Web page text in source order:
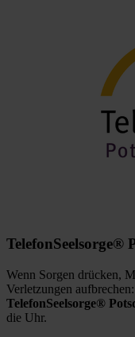
TelefonSeelsorge®
Wenn Sorgen drücken,
Verletzungen
TelefonSeelsorge®
die Uhr.